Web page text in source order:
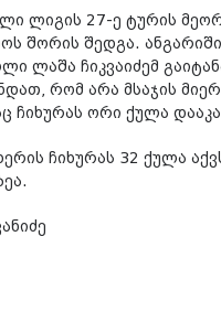
ლიგის 27-ე ტურის
შორის შედგა.
ლაშა ჩიკვაიძემ
რომ არა მსაჯის
ჩიხურას ორი ქულა
ჩიხურას 32 ქულა